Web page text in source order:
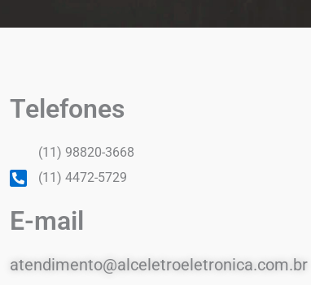
Telefones
(11) 98820-3668
(11) 4472-5729
E-mail
atendimento@alceletroeletronica.com.br